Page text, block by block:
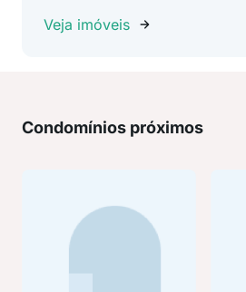
Veja imóveis
Condomínios próximos